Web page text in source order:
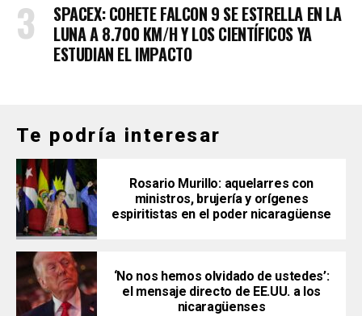
SPACEX: COHETE FALCON 9 SE ESTRELLA EN LA
LUNA A 8.700 KM/H Y LOS CIENTÍFICOS YA
ESTUDIAN EL IMPACTO
Te podría interesar
Rosario Murillo: aquelarres con
ministros, brujería y orígenes
espiritistas en el poder nicaragüense
‘No nos hemos olvidado de ustedes’:
el mensaje directo de EE.UU. a los
nicaragüenses